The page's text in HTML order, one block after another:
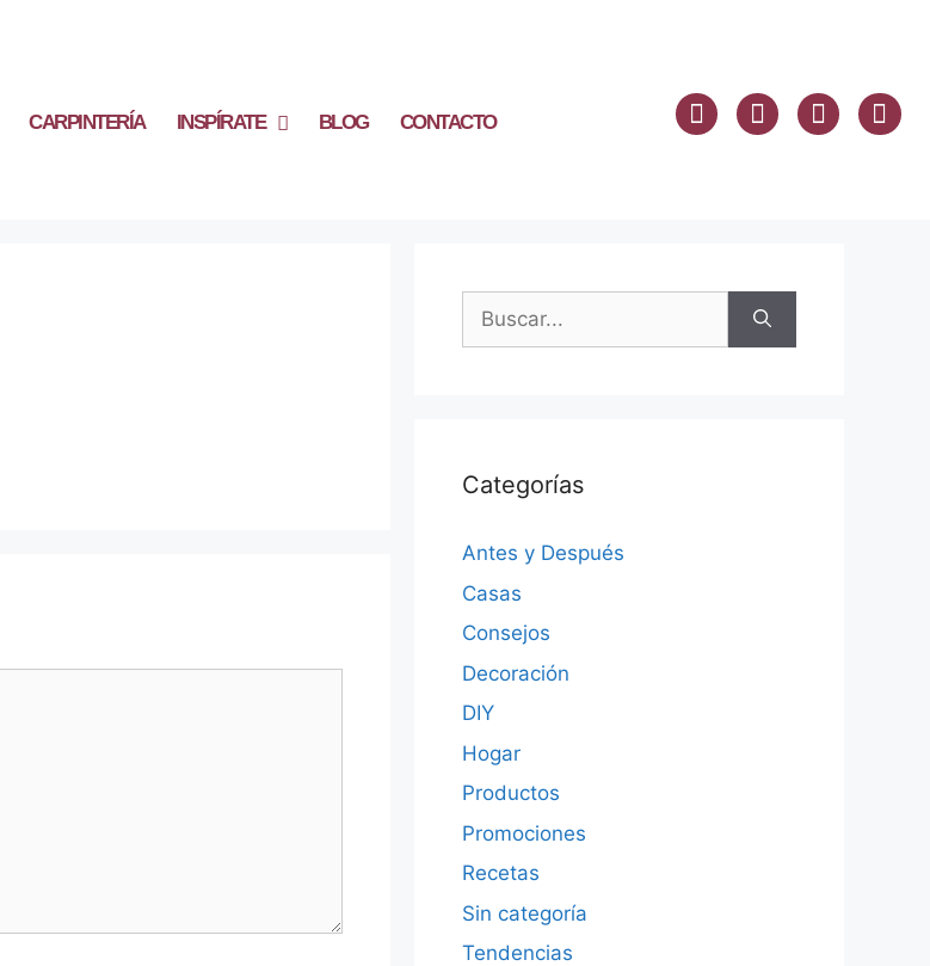
CARPINTERÍA INSPÍRATE BLOG CONTACTO
Categorías
Antes y Después
Casas
Consejos
Decoración
DIY
Hogar
Productos
Promociones
Recetas
Sin categoría
Tendencias